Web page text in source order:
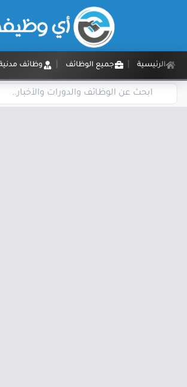
الرئيسية جميع الوظائف وظائف